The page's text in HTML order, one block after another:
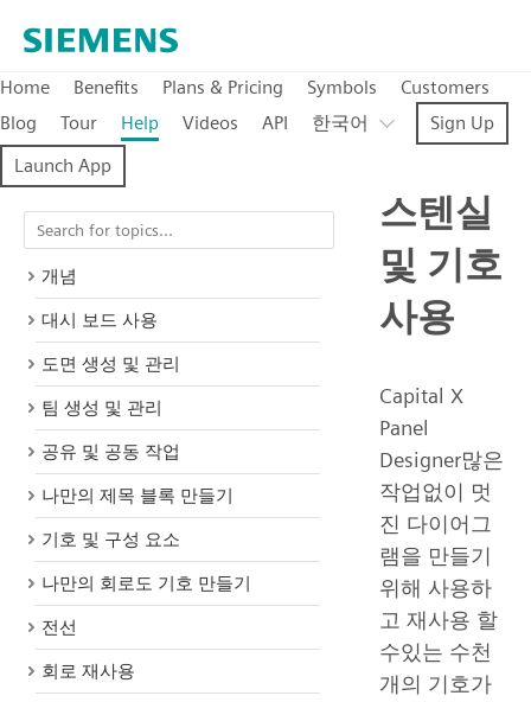
Home Benefits Plans & Pricing Symbols
Customers
Blog
Tour Help Videos API 한국어
Sign Up
Launch App
개념
대시 보드 사용
도면 생성 및 관리
팀 생성 및 관리
공유 및 공동 작업
나만의 제목 블록 만들기
기호 및 구성 요소
나만의 회로도 기호 만들기
전선
회로 재사용
스텐실
및 기호
사용
Capital X
Panel
Designer많은
작업없이 멋
진 다이어그
램을 만들기
위해 사용하
고 재사용 할
수있는 수천
개의 기호가